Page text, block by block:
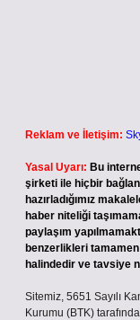
Reklam ve İletişim:
Yasal Uyarı: Bu
şirketi ile hiçbir
hazırladığımız
haber niteliği
paylaşım
benzerlikleri
halindedir ve tavsiye
Sitemiz, 5651 Sayılı
Kurumu (BTK)